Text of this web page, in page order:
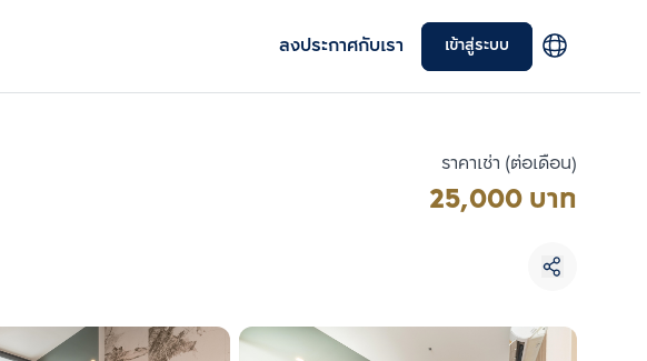
ลงประกาศกับเรา เข้าสู่ระบบ
ราคาเช่า (ต่อเดือน)
25,000 บาท
เลือกยูนิตเพื่อเปรียบเทียบ
เลือกได้สูงสุด 3 รายการ